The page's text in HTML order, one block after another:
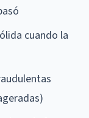
cuando la